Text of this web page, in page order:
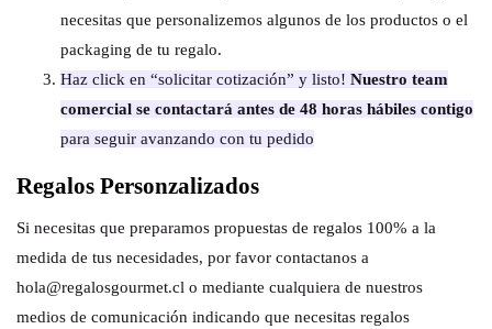
necesitas que personalizemos algunos de los productos o el
packaging de tu regalo.
Haz click en “solicitar cotización” y listo! Nuestro team
comercial se contactará antes de 48 horas hábiles contigo
para seguir avanzando con tu pedido
Regalos Personzalizados
Si necesitas que preparamos propuestas de regalos 100% a la
medida de tus necesidades, por favor contactanos a
hola@regalosgourmet.cl o mediante cualquiera de nuestros
medios de comunicación indicando que necesitas regalos